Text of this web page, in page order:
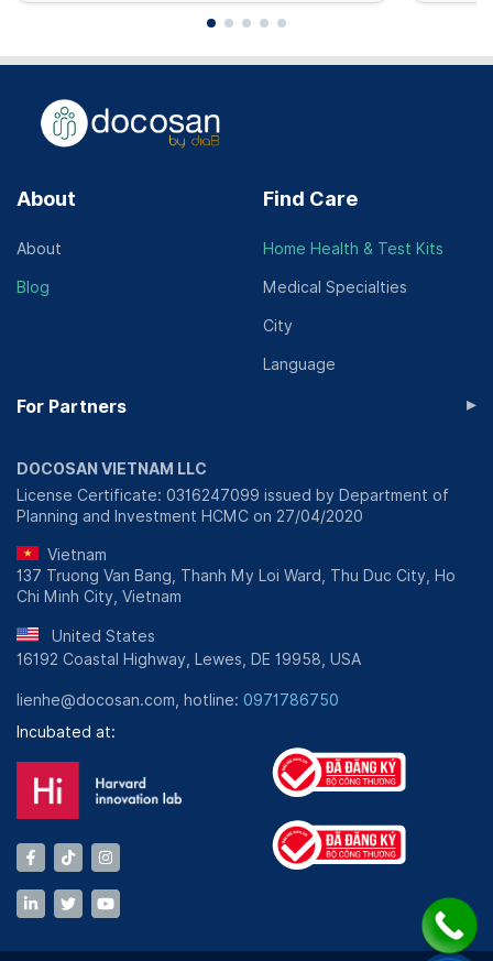
About
About
Blog
Find Care
Home Health & Test Kits
Medical Specialties
City
Language
For Partners ▸
DOCOSAN VIETNAM LLC
License Certificate: 0316247099 issued by Department of
Planning and Investment HCMC on 27/04/2020
Vietnam
137 Truong Van Bang, Thanh My Loi Ward, Thu Duc City, Ho
Chi Minh City, Vietnam
United States
16192 Coastal Highway, Lewes, DE 19958, USA
lienhe@docosan.com, hotline: 0971786750
Incubated at: